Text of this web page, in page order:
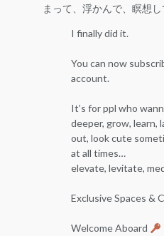
まって、浮かんで、瞑想し
I finally did it.
You can now
account.
It’s for ppl who
deeper, grow, learn,
out, look cute
at all times…
elevate, levitate,
Exclusive Spaces &
Welcome Aboard